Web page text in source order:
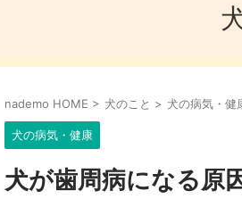
犬のこと
犬のしつけ
犬のアイ
猫のこと
猫のしつけ
猫のアイ
ペットフー
nademo HOME > 犬のこと > 犬の病気・健
犬の病気・健康
犬が歯周病になる原